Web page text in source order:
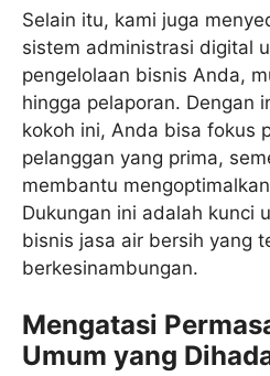
Selain itu, kami juga
sistem administrasi digital
pengelolaan bisnis Anda,
hingga pelaporan. Dengan
kokoh ini, Anda bisa fokus
pelanggan yang prima,
membantu
Dukungan ini adalah kunci
bisnis jasa air bersih yang
berkesinambungan.
Mengatasi
Umum yang